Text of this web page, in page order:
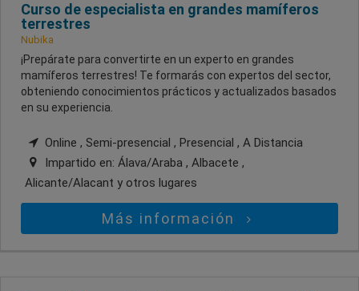
Curso de especialista en grandes mamíferos
terrestres
Nubika
¡Prepárate para convertirte en un experto en grandes
mamíferos terrestres! Te formarás con expertos del sector,
obteniendo conocimientos prácticos y actualizados basados
en su experiencia.
Online , Semi-presencial , Presencial , A Distancia
Impartido en: Álava/Araba , Albacete ,
Alicante/Alacant y otros lugares
Más información